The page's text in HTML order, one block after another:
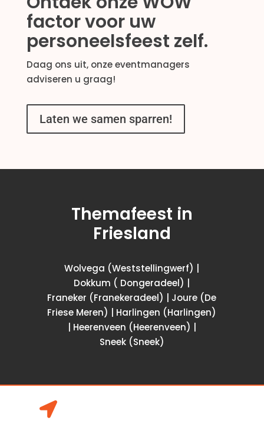
factor voor uw
personeelsfeest zelf.
Daag ons uit, onze eventmanagers
adviseren u graag!
Laten we samen sparren!
Themafeest in
Friesland
Wolvega (Weststellingwerf) |
Dokkum ( Dongeradeel) |
Franeker (Franekeradeel) | Joure (De
Friese Meren) | Harlingen (Harlingen)
| Heerenveen (Heerenveen) |
Sneek (Sneek)
